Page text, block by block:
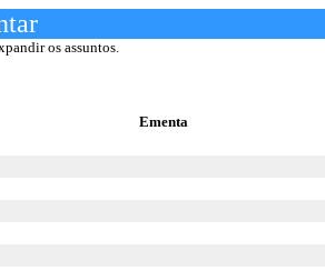
os assuntos.
Ementa